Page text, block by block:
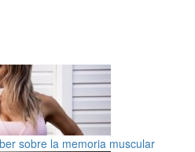
sobre la memoria muscular